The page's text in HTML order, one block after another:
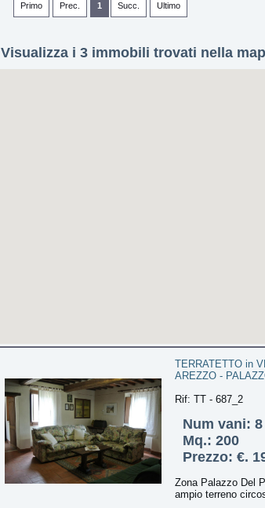
Primo Prec. 1 Succ. Ultimo
Visualizza i 3 immobili trovati nella
TERRATETTO in
AREZZO -
Rif: TT - 687_2
Num vani: 8
Mq.: 200
Prezzo: €.
Zona Palazzo Del
ampio terreno